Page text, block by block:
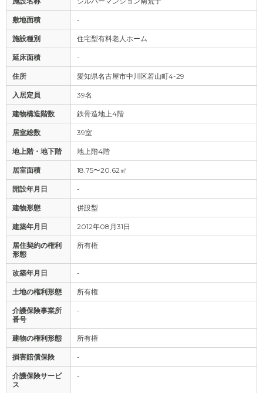
敷地面積 -
施設種別 住宅型有料老人ホーム
延床面積 -
住所 愛知県名古屋市中川区若山町4-29
入居定員 39名
建物構造階数 鉄骨造地上4階
居室総数 39室
地上階・地下階 地上階4階
居室面積 18.75〜20.62㎡
開設年月日 -
建物形態 併設型
建築年月日 2012年08月31日
居住契約の権利
形態
所有権
改築年月日 -
土地の権利形態 所有権
介護保険事業所
番号
-
建物の権利形態 所有権
損害賠償保険 -
介護保険サービ
ス
-